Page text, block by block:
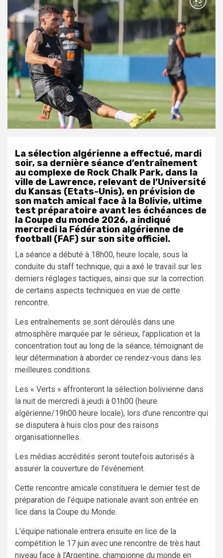
La sélection algérienne a effectué, mardi
soir, sa dernière séance d’entraînement
au complexe de Rock Chalk Park, dans la
ville de Lawrence, relevant de l’Université
du Kansas (Etats-Unis), en prévision de
son match amical face à la Bolivie, ultime
test préparatoire avant les échéances de
la Coupe du monde 2026, a indiqué
mercredi la Fédération algérienne de
football (FAF) sur son site officiel.
La séance a débuté à 18h00, heure locale, sous la
conduite du staff technique, qui a axé le travail sur les
derniers réglages tactiques, ainsi que sur la correction
de certains aspects techniques en vue de cette
rencontre.
Les entraînements se sont déroulés dans une
atmosphère marquée par le sérieux, l’application et la
concentration tout au long de la séance, témoignant de
leur détermination à aborder ce rendez-vous dans les
meilleures conditions.
Les « Verts » affronteront la sélection bolivienne dans
la nuit de mercredi à jeudi à 01h00 (heure
algérienne/19h00 heure locale), lors d’une rencontre qui
se disputera à huis clos pour des raisons
organisationnelles.
Les médias accrédités seront toutefois autorisés à
assurer la couverture de l’événement.
Cette rencontre amicale constituera le dernier test de
préparation de l’équipe nationale avant son entrée en
lice dans la Coupe du Monde.
L’équipe nationale entrera ensuite en lice de la
compétition le 17 juin avec une rencontre de très haut
niveau face à l’Argentine, championne du monde en